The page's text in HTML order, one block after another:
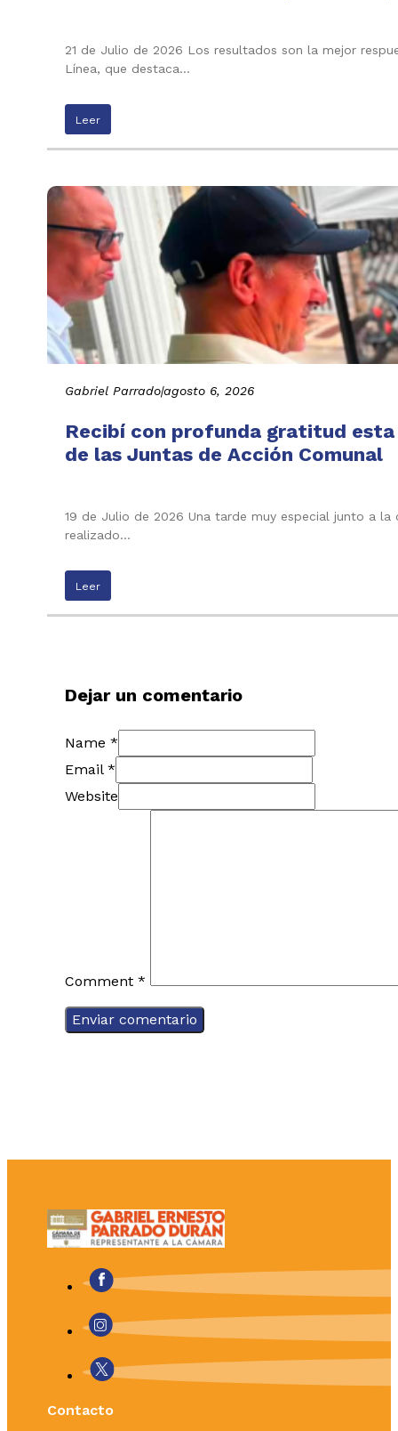
21 de Julio de 2026 Los resultados son la mejor
Línea, que destaca…
Leer
Gabriel Parrado|agosto 6, 2026
Recibí con profunda gratitud
de las Juntas de Acción Comunal
19 de Julio de 2026 Una tarde muy especial junto a
realizado…
Leer
Dejar un comentario
Name *
Email *
Website
Comment *
Contacto